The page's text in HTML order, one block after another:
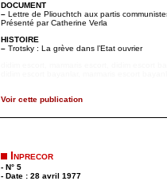
DOCUMENT
– Lettre de Pliouchtch aux partis
Présenté par Catherine Verla
HISTOIRE
– Trotsky : La grève dans l’Etat ouvrier
Voir cette publication
Inprecor
- N° 5
- Date : 28 avril 1977